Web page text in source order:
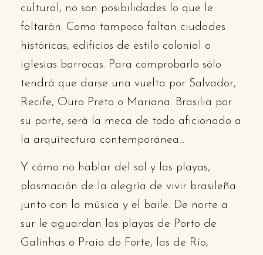
cultural, no son posibilidades lo que le
faltarán. Como tampoco faltan ciudades
históricas, edificios de estilo colonial o
iglesias barrocas. Para comprobarlo sólo
tendrá que darse una vuelta por Salvador,
Recife, Ouro Preto o Mariana. Brasilia por
su parte, será la meca de todo aficionado a
la arquitectura contemporánea...
Y cómo no hablar del sol y las playas,
plasmación de la alegría de vivir brasileña
junto con la música y el baile. De norte a
sur le aguardan las playas de Porto de
Galinhas o Praia do Forte, las de Río,